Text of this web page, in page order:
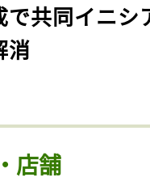
共同イニシ
消
店舗